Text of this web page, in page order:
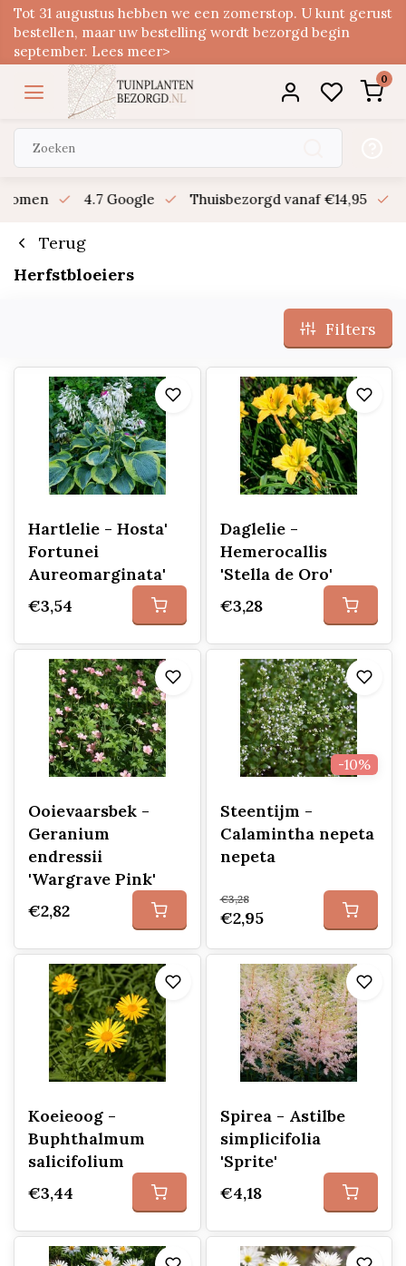
Tot 31 augustus hebben we een zomerstop. U kunt gerust
bestellen, maar uw bestelling wordt bezorgd begin
september. Lees meer>
0
4.7 Google Thuisbezorgd vanaf €14,95
Terug
Herfstbloeiers
Filters
Hartlelie - Hosta'
Fortunei
Aureomarginata'
€3,54
Daglelie -
Hemerocallis
'Stella de Oro'
€3,28
Ooievaarsbek -
Geranium
endressii
'Wargrave Pink'
€2,82
-10%
Steentijm -
Calamintha nepeta
nepeta
€3,28
€2,95
Koeieoog -
Buphthalmum
salicifolium
€3,44
Spirea - Astilbe
simplicifolia
'Sprite'
€4,18